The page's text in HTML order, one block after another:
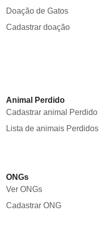
Doação de Gatos
Cadastrar doação
Animal Perdido
Cadastrar animal Perdido
Lista de animais Perdidos
ONGs
Ver ONGs
Cadastrar ONG